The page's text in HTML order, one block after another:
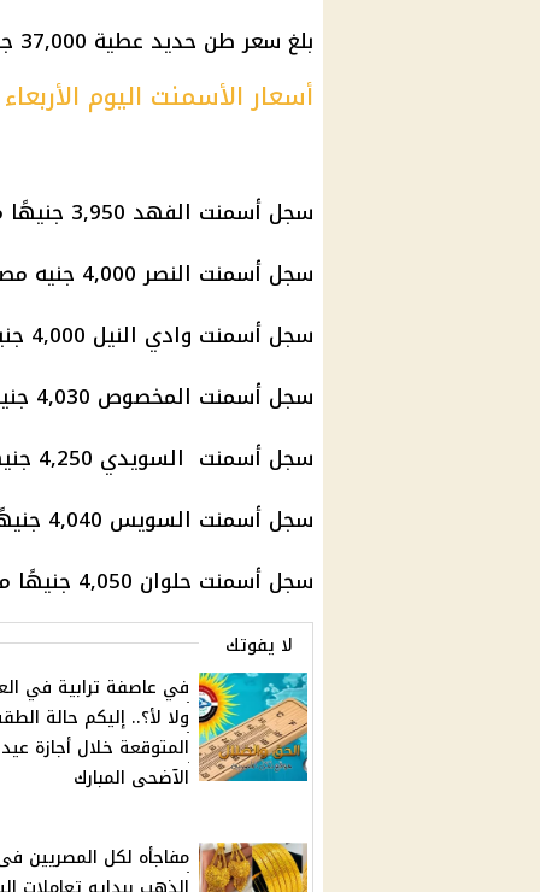
بلغ سعر طن حديد عطية 37,000 جنيه مصري.
أسعار الأسمنت اليوم الأربعاء 4 يونيو
سجل أسمنت الفهد 3,950 جنيهًا مصريًا للطن.
سجل أسمنت النصر 4,000 جنيه مصري للطن.
سجل أسمنت وادي النيل 4,000 جنيه مصري للطن.
سجل أسمنت المخصوص 4,030 جنيهًا مصريًا للطن.
سجل أسمنت السويدي 4,250 جنيهًا مصريًا للطن.
سجل أسمنت السويس 4,040 جنيهًا مصريًا للطن.
سجل أسمنت حلوان 4,050 جنيهًا مصريًا للطن.
لا يفوتك
في عاصفة ترابية في
ولا لأ؟.. إليكم حالة
المتوقعة خلال أجازة عيد
الآضحى المبارك
مفاجأه لكل المصريين